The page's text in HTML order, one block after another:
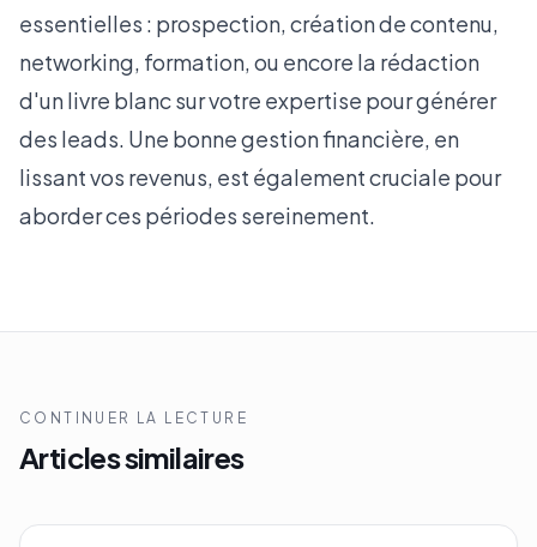
essentielles : prospection, création de contenu,
networking, formation, ou encore la rédaction
d'unlivre blanc sur votre expertise pour générer
des leads. Une bonne gestion financière, en
lissant vos revenus, est également cruciale pour
aborder ces périodes sereinement.
CONTINUER LA LECTURE
Articles similaires